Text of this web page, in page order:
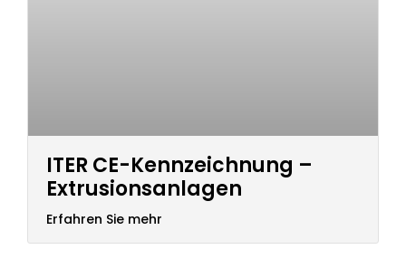
ITER CE-Kennzeichnung –
Extrusionsanlagen
Erfahren Sie mehr